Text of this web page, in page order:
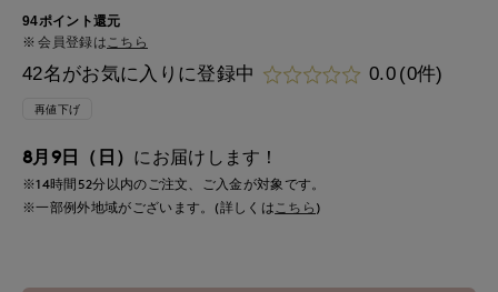
94ポイント還元
会員登録は こちら
42名がお気に入りに登録中 0.0 (0件)
再値下げ
8月9日（日） にお届けします！
※14時間 52分以内のご注文、ご入金が対象です。
※一部例外地域がございます。(詳しくはこちら )